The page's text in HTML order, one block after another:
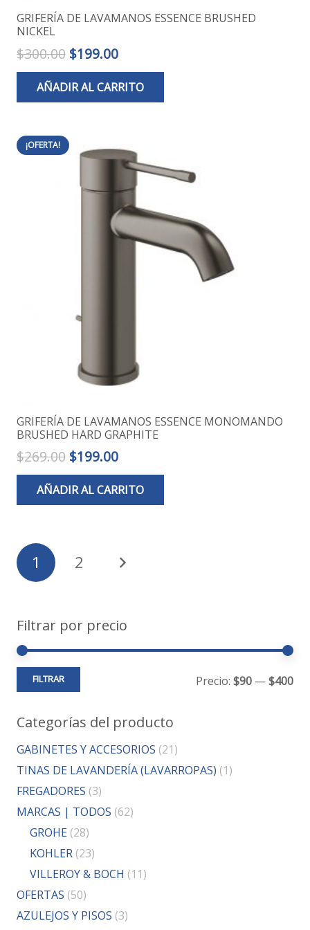
GRIFERÍA DE LAVAMANOS ESSENCE BRUSHED
NICKEL
$300.00 El
precio
original
era:
$199.00El
precio
actual
es:
AÑADIR AL CARRITO
¡OFERTA!
GRIFERÍA DE LAVAMANOS ESSENCE MONOMANDO
BRUSHED HARD GRAPHITE
$269.00 El
precio
original
era:
$199.00El
precio
actual
es:
AÑADIR AL CARRITO
Paginación
de 1 2
Filtrar por precio
FILTRAR Precio: $90 —$400
Categorías del producto
GABINETES Y ACCESORIOS (21)
TINAS DE LAVANDERÍA (LAVARROPAS) (1)
FREGADORES (3)
MARCAS | TODOS (62)
GROHE (28)
KOHLER (23)
VILLEROY & BOCH (11)
OFERTAS (50)
AZULEJOS Y PISOS (3)